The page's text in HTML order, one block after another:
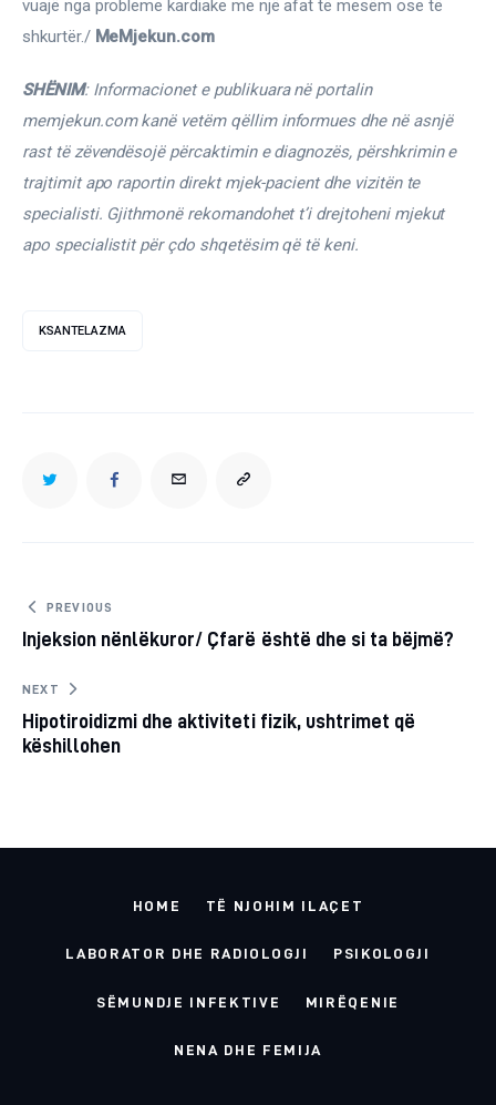
vuajë nga probleme kardiake me një afat të mesëm ose të
shkurtër./ MeMjekun.com
SHËNIM: Informacionet e publikuara në portalin
memjekun.com kanë vetëm qëllim informues dhe në asnjë
rast të zëvendësojë përcaktimin e diagnozës, përshkrimin e
trajtimit apo raportin direkt mjek-pacient dhe vizitën te
specialisti. Gjithmonë rekomandohet t’i drejtoheni mjekut
apo specialistit për çdo shqetësim që të keni.
KSANTELAZMA
TWITTERFACEBOOKEMAIL COPY
CLIPBOARD
Post
navigation
PREVIOUS
Injeksion nënlëkuror/ Çfarë është dhe si ta bëjmë?
NEXT
Hipotiroidizmi dhe aktiviteti fizik, ushtrimet që
këshillohen
HOME TË NJOHIM ILAÇET
LABORATOR DHE RADIOLOGJI PSIKOLOGJI
SËMUNDJE INFEKTIVE MIRËQENIE
NENA DHE FEMIJA